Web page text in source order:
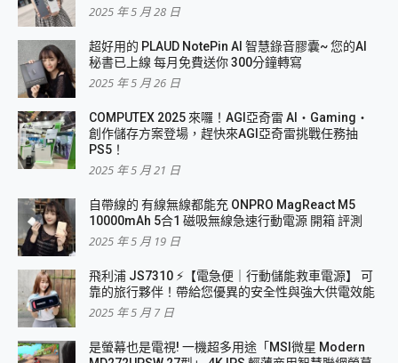
2025 年 5 月 28 日
超好用的 PLAUD NotePin AI 智慧錄音膠囊~ 您的AI
秘書已上線 每月免費送你 300分鐘轉寫
2025 年 5 月 26 日
COMPUTEX 2025 來囉！AGI亞奇雷 AI・Gaming・
創作儲存方案登場，趕快來AGI亞奇雷挑戰任務抽
PS5！
2025 年 5 月 21 日
自帶線的 有線無線都能充 ONPRO MagReact M5
10000mAh 5合1 磁吸無線急速行動電源 開箱 評測
2025 年 5 月 19 日
飛利浦 JS7310 ⚡【電急便｜行動儲能救車電源】 可
靠的旅行夥伴！帶給您優異的安全性與強大供電效能
2025 年 5 月 7 日
是螢幕也是電視! 一機超多用途「MSI微星 Modern